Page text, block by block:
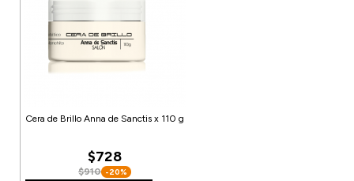
Cera de Brillo Anna de Sanctis x 110 g
$728
$910 -20%